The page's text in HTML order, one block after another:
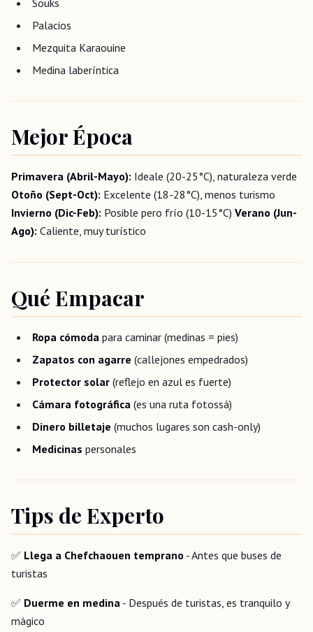
Souks
Palacios
Mezquita Karaouine
Medina laberíntica
Mejor Época
Primavera (Abril-Mayo): Ideale (20-25°C), naturaleza verde
Otoño (Sept-Oct): Excelente (18-28°C), menos turismo
Invierno (Dic-Feb): Posible pero frío (10-15°C) Verano (Jun-
Ago): Caliente, muy turístico
Qué Empacar
Ropa cómoda para caminar (medinas = pies)
Zapatos con agarre (callejones empedrados)
Protector solar (reflejo en azul es fuerte)
Cámara fotográfica (es una ruta fotossá)
Dinero billetaje (muchos lugares son cash-only)
Medicinas personales
Tips de Experto
✅ Llega a Chefchaouen temprano - Antes que buses de
turistas
✅ Duerme en medina - Después de turistas, es tranquilo y
mágico